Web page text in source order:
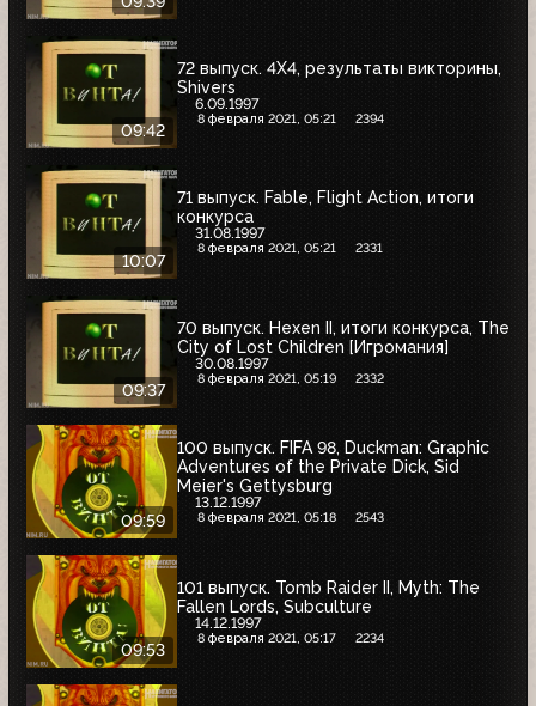
09:42
72 выпуск. 4X4, результаты викторины,
Shivers
6.09.1997
8 февраля 2021, 05:21 2394
10:07
71 выпуск. Fable, Flight Action, итоги
конкурса
31.08.1997
8 февраля 2021, 05:21 2331
09:37
70 выпуск. Hexen II, итоги конкурса, The
City of Lost Children [Игромания]
30.08.1997
8 февраля 2021, 05:19 2332
09:59
100 выпуск. FIFA 98, Duckman: Graphic
Adventures of the Private Dick, Sid
Meier's Gettysburg
13.12.1997
8 февраля 2021, 05:18 2543
09:53
101 выпуск. Tomb Raider II, Myth: The
Fallen Lords, Subculture
14.12.1997
8 февраля 2021, 05:17 2234